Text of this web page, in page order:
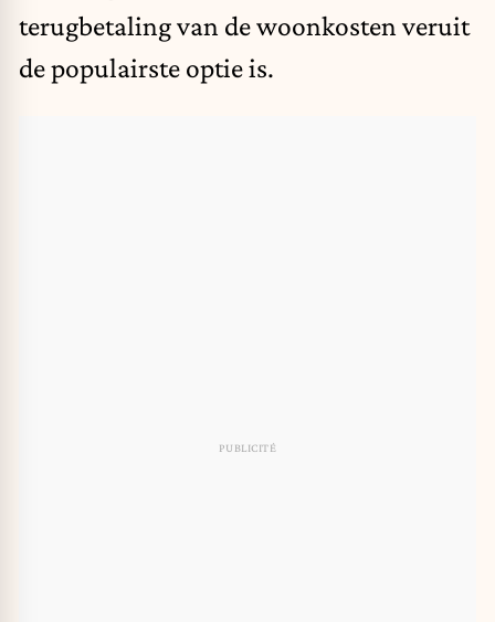
terugbetaling van de woonkosten veruit
de populairste optie is.